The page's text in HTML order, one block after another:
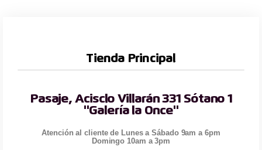
Tienda Principal
Pasaje, Acisclo Villarán 331 Sótano 1
"Galería la Once"
Atención al cliente de Lunes a Sábado 9am a 6pm
Domingo 10am a 3pm